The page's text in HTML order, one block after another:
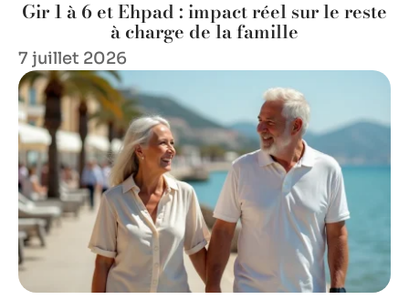
Gir 1 à 6 et Ehpad : impact réel sur le reste
à charge de la famille
7 juillet 2026